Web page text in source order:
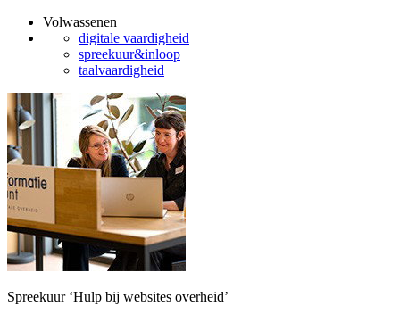
Volwassenen
digitale vaardigheid
spreekuur&inloop
taalvaardigheid
Spreekuur ‘Hulp bij websites overheid’